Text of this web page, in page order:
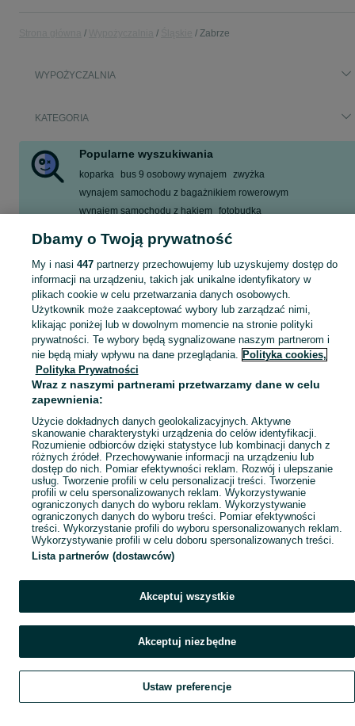
Zabrze
WYPOŻYCZALNIA
KATEGORIA
Popularne wyszukiwania
koparka bus 9 osobowy wynajem
zwyżka
wynajem samochodu z bagażnikiem rowerowym
wynajem samochodu z hakiem fotobudka
Skorzystaj z największego serwisu ogłoszeniowego - Zabrze i okolice! - kupuj lub sprzedawaj jeszcze wygodniej w kategorii Wypożyczalnia!
Mapa kategorii
Mapa miejscowości
Mapa ministron
Popularne wyszukiwania
Szukaj Obserwujesz Dodaj Czat Konto
Dbamy o Twoją prywatność
My i nasi 447partnerzy przechowujemy lub uzyskujemy dostęp do
informacji na urządzeniu, takich jak unikalne identyfikatory w
plikach cookie w celu przetwarzania danych osobowych.
Użytkownik może zaakceptować wybory lub zarządzać nimi,
klikając poniżej lub w dowolnym momencie na stronie polityki
prywatności. Te wybory będą sygnalizowane naszym partnerom i
nie będą miały wpływu na dane przeglądania. Polityka cookies,
Polityka Prywatności
Wraz z naszymi partnerami przetwarzamy dane w celu
zapewnienia:
Użycie dokładnych danych geolokalizacyjnych. Aktywne
skanowanie charakterystyki urządzenia do celów identyfikacji.
Rozumienie odbiorców dzięki statystyce lub kombinacji danych z
różnych źródeł. Przechowywanie informacji na urządzeniu lub
dostęp do nich. Pomiar efektywności reklam. Rozwój i ulepszanie
usług. Tworzenie profili w celu personalizacji treści. Tworzenie
profili w celu spersonalizowanych reklam. Wykorzystywanie
ograniczonych danych do wyboru reklam. Wykorzystywanie
ograniczonych danych do wyboru treści. Pomiar efektywności
treści. Wykorzystanie profili do wyboru spersonalizowanych reklam.
Wykorzystywanie profili w celu doboru spersonalizowanych treści.
Lista partnerów (dostawców)
Akceptuj wszystkie
Akceptuj niezbędne
Ustaw preferencje